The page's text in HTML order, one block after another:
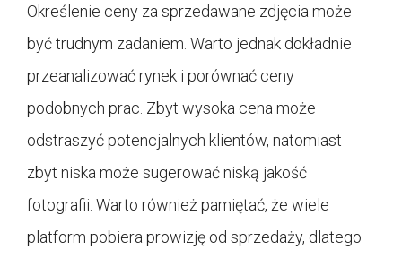
Określenie ceny za sprzedawane zdjęcia może
być trudnym zadaniem. Warto jednak dokładnie
przeanalizować rynek i porównać ceny
podobnych prac. Zbyt wysoka cena może
odstraszyć potencjalnych klientów, natomiast
zbyt niska może sugerować niską jakość
fotografii. Warto również pamiętać, że wiele
platform pobiera prowizję od sprzedaży, dlatego